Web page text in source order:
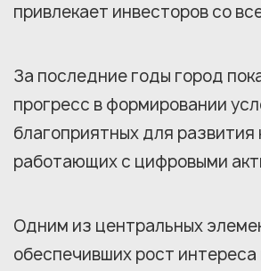
привлекает инвесторов со
За последние годы город
прогресс в формировании
благоприятных для развития
работающих с цифровыми
Одним из центральных
обеспечивших рост